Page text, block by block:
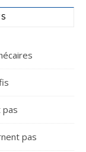
pas
pas